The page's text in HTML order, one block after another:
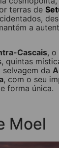
terras de
a
Cascais, o
quintas
selvagem da
, com o seu
forma única.
Moel